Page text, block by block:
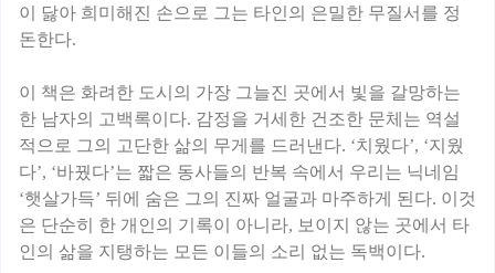
이 닳아 희미해진 손으로 그는 타인의 은밀한 무질서를 정
돈한다.
이 책은 화려한 도시의 가장 그늘진 곳에서 빛을 갈망하는
한 남자의 고백록이다. 감정을 거세한 건조한 문체는 역설
적으로 그의 고단한 삶의 무게를 드러낸다. ‘치웠다’, ‘지웠
다’, ‘바꿨다’는 짧은 동사들의 반복 속에서 우리는 닉네임
‘햇살가득’ 뒤에 숨은 그의 진짜 얼굴과 마주하게 된다. 이것
은 단순히 한 개인의 기록이 아니라, 보이지 않는 곳에서 타